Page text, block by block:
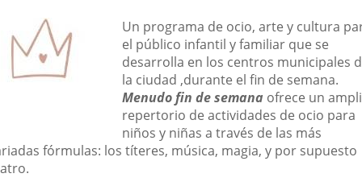
una
aplicación
externa.
una
aplicación
externa.
una
Un programa de ocio, arte y cultura
el público infantil y familiar que se
desarrolla en los centros municipales
la ciudad ,durante el fin de semana.
Menudo fin de semana ofrece un
repertorio de actividades de ocio para
niños y niñas a través de las más
fórmulas: los títeres, música, magia, y por supuesto